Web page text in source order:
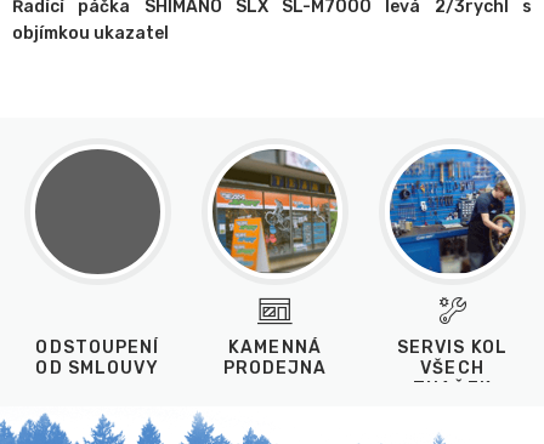
Řadící páčka SHIMANO SLX SL-M7000 levá 2/3rychl s
objímkou ukazatel
ODSTOUPENÍ
OD SMLOUVY
KAMENNÁ
PRODEJNA
SERVIS KOL
VŠECH
ZNAČEK